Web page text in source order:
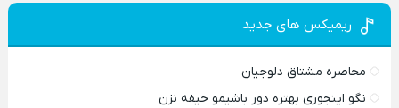
ریمیکس های جدید
محاصره مشتاق دلوجیان
نگو اینجوری بهتره دور باشیمو حیفه نزن